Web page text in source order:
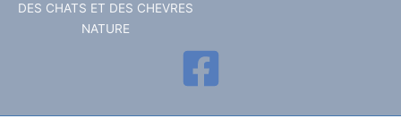
DES CHATS ET DES CHEVRES
NATURE